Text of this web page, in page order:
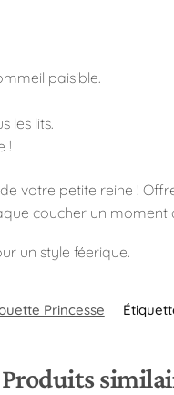
paisible.
les lits.
!
votre petite reine !
coucher un moment
un style féerique.
Princesse
Produits